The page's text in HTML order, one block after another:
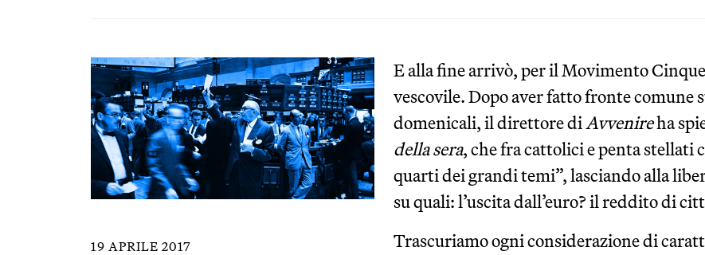
19 APRILE 2017
E alla fine arrivò, per il Movimento
vescovile. Dopo aver fatto fronte
domenicali, il direttore diAvvenireha
della sera, che fra cattolici e penta stellati
quarti dei grandi temi”, lasciando alla
su quali: l’uscita dall’euro? il reddito di
Trascuriamo ogni considerazione di